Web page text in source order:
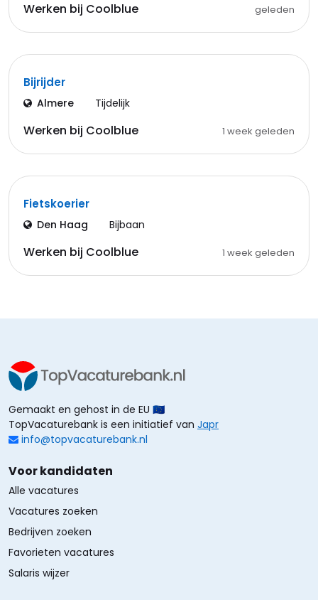
Werken bij Coolblue
geleden
Bijrijder
Almere Tijdelijk
Werken bij Coolblue 1 week geleden
Fietskoerier
Den Haag Bijbaan
Werken bij Coolblue 1 week geleden
Gemaakt en gehost in de EU 🇪🇺
TopVacaturebank is een initiatief van Japr
info@topvacaturebank.nl
Voor kandidaten
Alle vacatures
Vacatures zoeken
Bedrijven zoeken
Favorieten vacatures
Salaris wijzer